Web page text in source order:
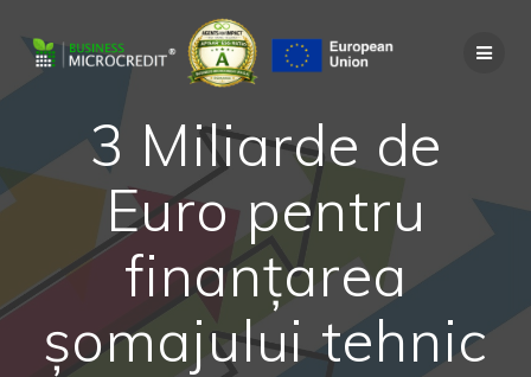
to
content
3 Miliarde de
Euro pentru
finanţarea
şomajului tehnic